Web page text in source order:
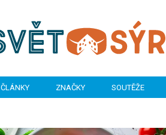
ČLÁNKY ZNAČKY SOUTĚŽE